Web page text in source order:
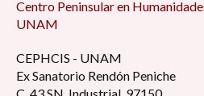
Centro Peninsular en
UNAM
CEPHCIS - UNAM
Ex Sanatorio Rendón Peniche